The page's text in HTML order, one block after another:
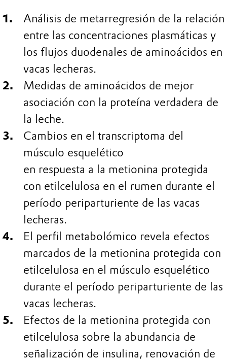
Análisis de metarregresión de la relación
entre las concentraciones plasmáticas y
los flujos duodenales de aminoácidos en
vacas lecheras.
Medidas de aminoácidos de mejor
asociación con la proteína verdadera de
la leche.
Cambios en el transcriptoma del
músculo esquelético
en respuesta a la metionina protegida
con etilcelulosa en el rumen durante el
período periparturiente de las vacas
lecheras.
El perfil metabolómico revela efectos
marcados de la metionina protegida con
etilcelulosa en el músculo esquelético
durante el período periparturiente de las
vacas lecheras.
Efectos de la metionina protegida con
etilcelulosa sobre la abundancia de
señalización de insulina, renovación de